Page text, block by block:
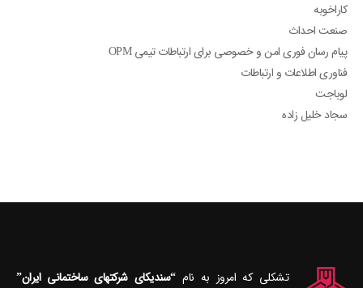
کاراخوبه
صنعت احداث
پیام رسان فوری امن و خصوصی برای ارتباطات تیمی OPM
فناوری اطلاعات و ارتباطات
لوباجت
سجاد خلیل زاده
تشکلی که امروز به نام“سندیکای شرکتهای ساختمانی ایران”